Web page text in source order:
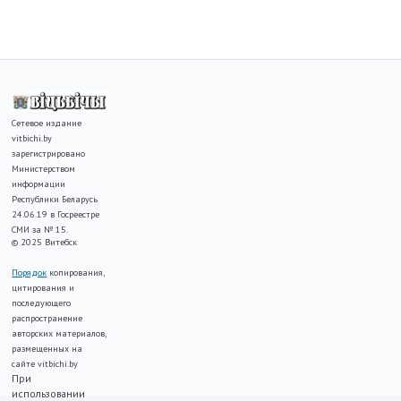
Сетевое издание
vitbichi.by
зарегистрировано
Министерством
информации
Республики Беларусь
24.06.19 в Госреестре
СМИ за № 15.
© 2025 Витебск
Порядок копирования,
цитирования и
последующего
распространение
авторских материалов,
размещенных на
сайте vitbichi.by
При
использовании